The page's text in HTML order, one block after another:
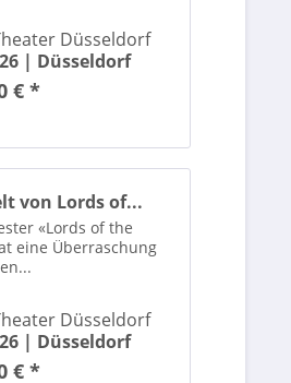
Düsseldorf
| Düsseldorf
€ *
von Lords of...
«Lords of the
eine Überraschung
Düsseldorf
| Düsseldorf
€ *